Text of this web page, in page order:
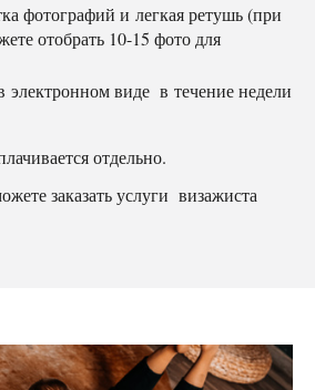
фотографий и легкая ретушь (при
отобрать 10-15 фото для
электронном виде в течение недели
отдельно.
заказать услуги визажиста